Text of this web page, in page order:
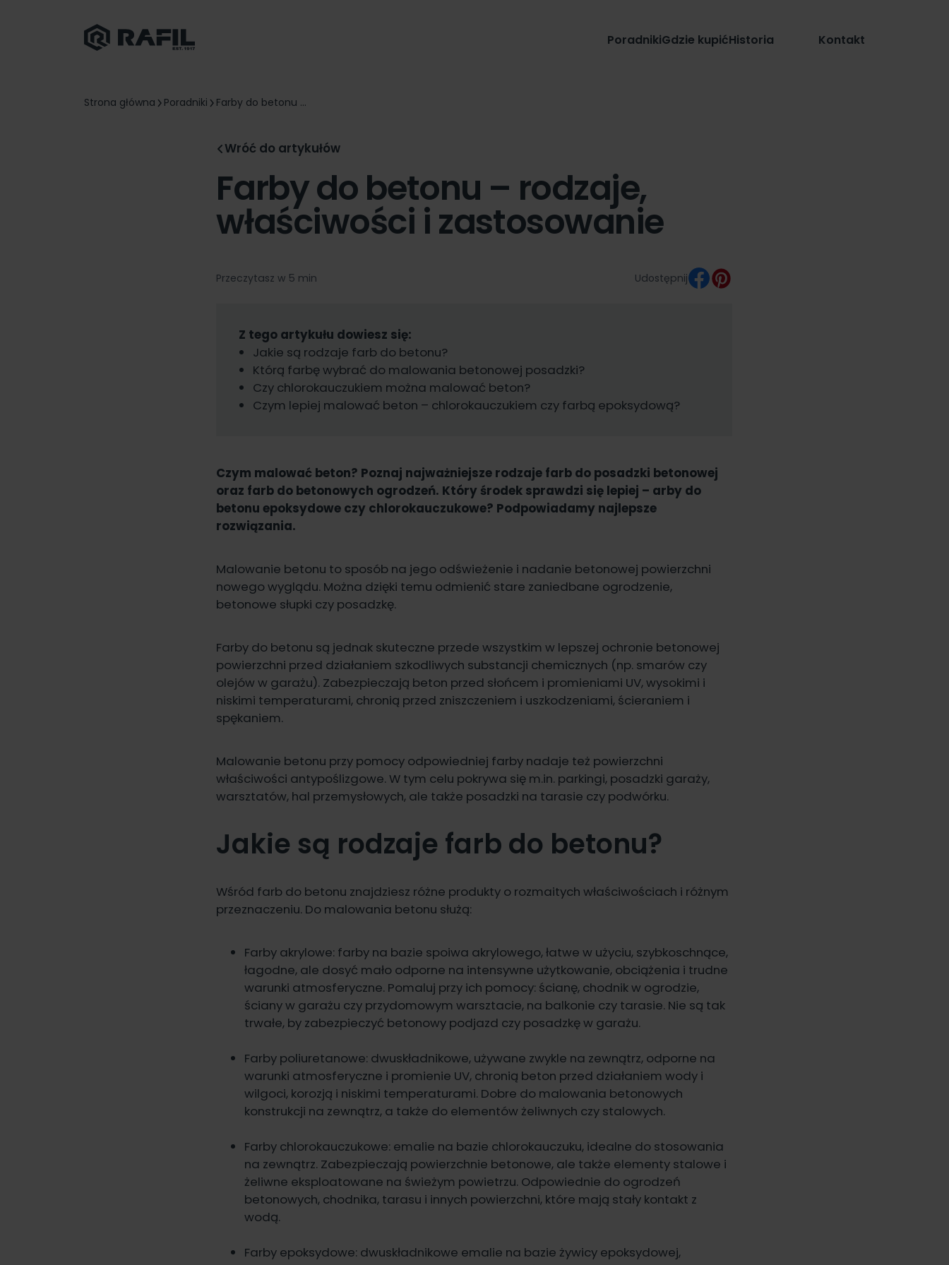
PoradnikiGdzie kupićHistoria Kontakt
Strona główna Poradniki Farby do betonu ...
Wróć do artykułów
Farby do betonu – rodzaje,
właściwości i zastosowanie
Przeczytasz w 5 min Udostępnij
Z tego artykułu dowiesz się:
Jakie są rodzaje farb do betonu?
Którą farbę wybrać do malowania betonowej posadzki?
Czy chlorokauczukiem można malować beton?
Czym lepiej malować beton – chlorokauczukiem czy farbą epoksydową?
Czym malować beton? Poznaj najważniejsze rodzaje farb do posadzki betonowej
oraz farb do betonowych ogrodzeń. Który środek sprawdzi się lepiej – arby do
betonu epoksydowe czy chlorokauczukowe? Podpowiadamy najlepsze
rozwiązania.
Malowanie betonu to sposób na jego odświeżenie i nadanie betonowej powierzchni
nowego wyglądu. Można dzięki temu odmienić stare zaniedbane ogrodzenie,
betonowe słupki czy posadzkę.
Farby do betonu są jednak skuteczne przede wszystkim w lepszej ochronie betonowej
powierzchni przed działaniem szkodliwych substancji chemicznych (np. smarów czy
olejów w garażu). Zabezpieczają beton przed słońcem i promieniami UV, wysokimi i
niskimi temperaturami, chronią przed zniszczeniem i uszkodzeniami, ścieraniem i
spękaniem.
Malowanie betonu przy pomocy odpowiedniej farby nadaje też powierzchni
właściwości antypoślizgowe. W tym celu pokrywa się m.in. parkingi, posadzki garaży,
warsztatów, hal przemysłowych, ale także posadzki na tarasie czy podwórku.
Jakie są rodzaje farb do betonu?
Wśród farb do betonu znajdziesz różne produkty o rozmaitych właściwościach i różnym
przeznaczeniu. Do malowania betonu służą:
Farby akrylowe: farby na bazie spoiwa akrylowego, łatwe w użyciu, szybkoschnące,
łagodne, ale dosyć mało odporne na intensywne użytkowanie, obciążenia i trudne
warunki atmosferyczne. Pomaluj przy ich pomocy: ścianę, chodnik w ogrodzie,
ściany w garażu czy przydomowym warsztacie, na balkonie czy tarasie. Nie są tak
trwałe, by zabezpieczyć betonowy podjazd czy posadzkę w garażu.
Farby poliuretanowe: dwuskładnikowe, używane zwykle na zewnątrz, odporne na
warunki atmosferyczne i promienie UV, chronią beton przed działaniem wody i
wilgoci, korozją i niskimi temperaturami. Dobre do malowania betonowych
konstrukcji na zewnątrz, a także do elementów żeliwnych czy stalowych.
Farby chlorokauczukowe: emalie na bazie chlorokauczuku, idealne do stosowania
na zewnątrz. Zabezpieczają powierzchnie betonowe, ale także elementy stalowe i
żeliwne eksploatowane na świeżym powietrzu. Odpowiednie do ogrodzeń
betonowych, chodnika, tarasu i innych powierzchni, które mają stały kontakt z
wodą.
Farby epoksydowe: dwuskładnikowe emalie na bazie żywicy epoksydowej,